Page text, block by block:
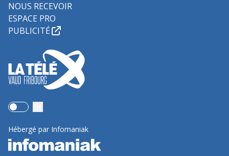
NOUS RECEVOIR
ESPACE PRO
PUBLICITÉ
Use setting
Hébergé par Infomaniak